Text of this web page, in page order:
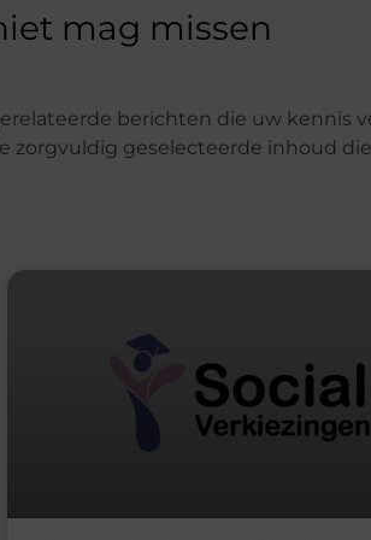
mag missen
berichten die uw kennis
zorgvuldig geselecteerde inhoud